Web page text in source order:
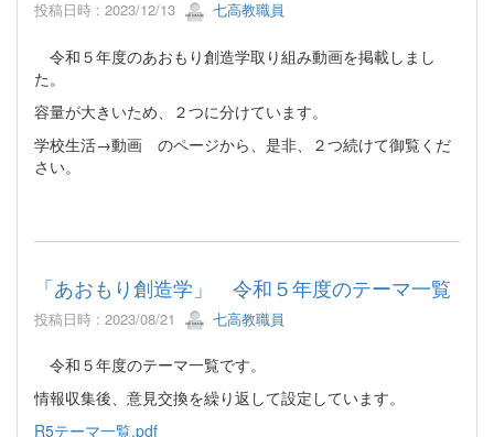
投稿日時 : 2023/12/13 七高教職員
令和５年度のあおもり創造学取り組み動画を掲載しまし
た。
容量が大きいため、２つに分けています。
学校生活→動画 のページから、是非、２つ続けて御覧くだ
さい。
「あおもり創造学」 令和５年度のテーマ一覧
投稿日時 : 2023/08/21 七高教職員
令和５年度のテーマ一覧です。
情報収集後、意見交換を繰り返して設定しています。
R5テーマ一覧.pdf